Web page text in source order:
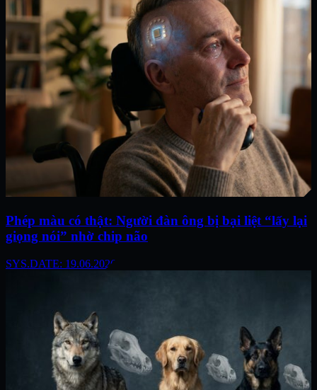
Phép màu có thật: Người đàn ông bị bại liệt “lấy lại
giọng nói” nhờ chip não
SYS.DATE: 19.06.2026